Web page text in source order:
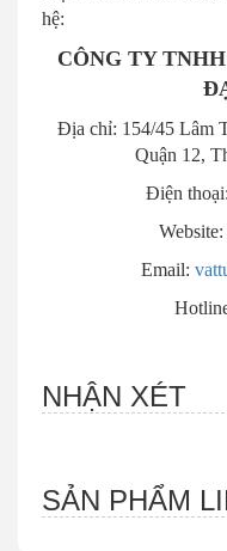
hệ:
CÔNG TY
Địa chỉ: 154/45 Lâm
Quận 12,
Điện
Website:
Email:
NHẬN XÉT
SẢN PHẨM